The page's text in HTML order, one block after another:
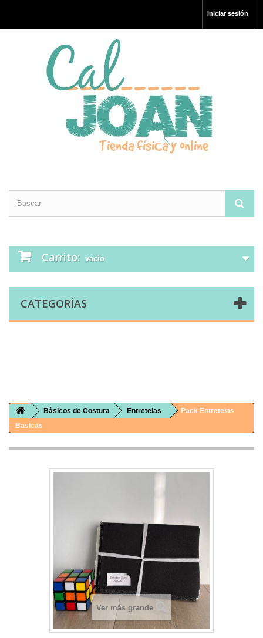
Iniciar sesión
Carrito: vacío
CATEGORÍAS
Básicos de Costura Entretelas
Pack Entretelas
Basicas
Ver más grande